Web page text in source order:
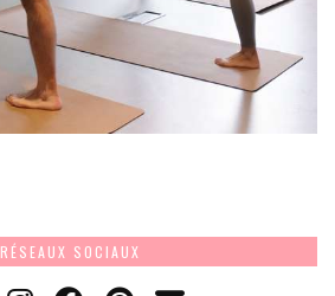
RÉSEAUX SOCIAUX